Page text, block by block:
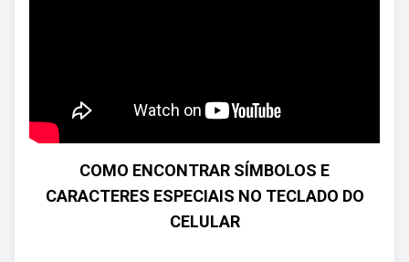
COMO ENCONTRAR SÍMBOLOS E
CARACTERES ESPECIAIS NO TECLADO DO
CELULAR